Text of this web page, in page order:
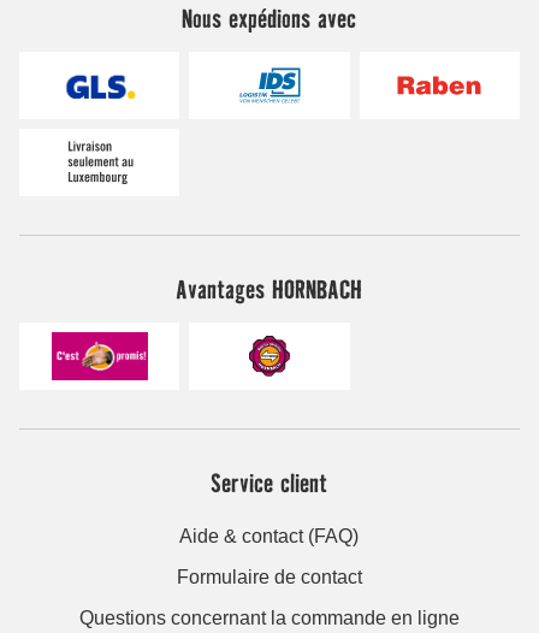
Nous expédions avec
Avantages HORNBACH
Service client
Aide & contact (FAQ)
Formulaire de contact
Questions concernant la commande en ligne